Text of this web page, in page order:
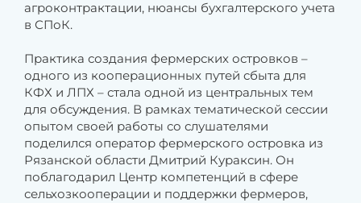
агроконтрактации, нюансы бухгалтерского учета
в СПоК.
Практика создания фермерских островков –
одного из кооперационных путей сбыта для
КФХ и ЛПХ – стала одной из центральных тем
для обсуждения. В рамках тематической сессии
опытом своей работы со слушателями
поделился оператор фермерского островка из
Рязанской области Дмитрий Кураксин. Он
поблагодарил Центр компетенций в сфере
сельхозкооперации и поддержки фермеров,